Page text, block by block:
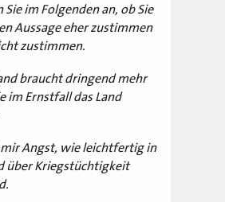
Sie im Folgenden an, ob Sie
Aussage eher zustimmen
zustimmen.
braucht dringend mehr
im Ernstfall das Land
mir Angst, wie leichtfertig in
über Kriegstüchtigkeit